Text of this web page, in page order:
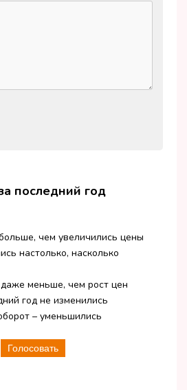
последний год
чем увеличились цены
настолько, насколько
меньше, чем рост цен
год не изменились
– уменьшились
Голосовать